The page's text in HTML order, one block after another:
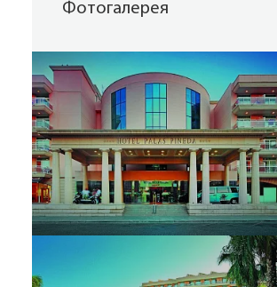
Фотогалерея